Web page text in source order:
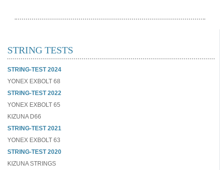
STRING TESTS
STRING-TEST 2024
YONEX EXBOLT 68
STRING-TEST 2022
YONEX EXBOLT 65
KIZUNA D66
STRING-TEST 2021
YONEX EXBOLT 63
STRING-TEST 2020
KIZUNA STRINGS